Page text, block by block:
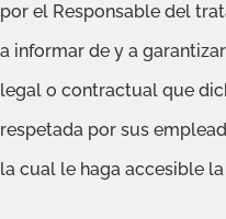
por el Responsable del
a informar de y a
legal o contractual que
respetada por sus
la cual le haga accesible